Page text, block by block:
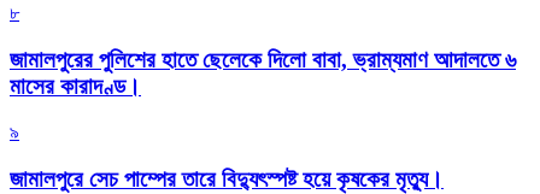
৮
জামালপুরের পুলিশের হাতে ছেলেকে দিলো বাবা, ভ্রাম্যমাণ আদালতে ৬
মাসের কারাদণ্ড।
৯
জামালপুরে সেচ পাম্পের তারে বিদ্যুৎস্পষ্ট হয়ে কৃষকের মৃত্যু।